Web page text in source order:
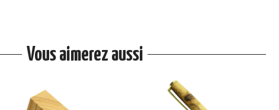
Vous aimerez aussi